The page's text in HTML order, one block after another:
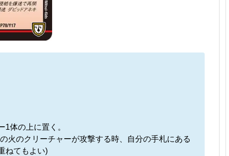
1体の上に置く。
火のクリーチャーが攻撃する時、自分の手札にある
ねてもよい)